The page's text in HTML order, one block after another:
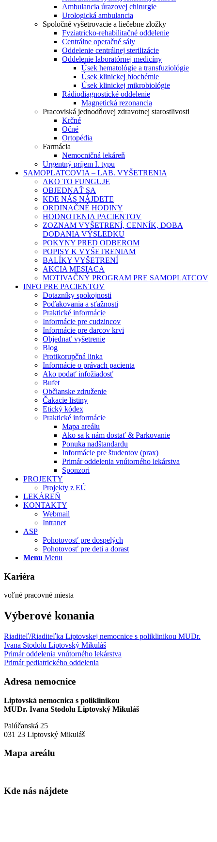
Ambulancia úrazovej chirurgie
Urologická ambulancia
Spoločné vyšetrovacie a liečebne zložky
Fyziatricko-rehabilitačné oddelenie
Centrálne operačné sály
Oddelenie centrálnej sterilizácie
Oddelenie laboratórnej medicíny
Úsek hematológie a transfuziológie
Úsek klinickej biochémie
Úsek klinickej mikrobiológie
Rádiodiagnostické oddelenie
Magnetická rezonancia
Pracoviská jednodňovej zdravotnej starostlivosti
Krčné
Očné
Ortopédia
Farmácia
Nemocničná lekáreň
Urgentný príjem I. typu
SAMOPLATCOVIA – LAB. VYŠETRENIA
AKO TO FUNGUJE
OBJEDNAŤ SA
KDE NÁS NÁJDETE
ORDINAČNÉ HODINY
HODNOTENIA PACIENTOV
ZOZNAM VYŠETRENÍ, CENNÍK, DOBA
DODANIA VÝSLEDKU
POKYNY PRED ODBEROM
POPISY K VYŠETRENIAM
BALÍKY VYŠETRENÍ
AKCIA MESIACA
MOTIVAČNÝ PROGRAM PRE SAMOPLATCOV
INFO PRE PACIENTOV
Dotazníky spokojnosti
Poďakovania a sťažnosti
Praktické informácie
Informácie pre cudzincov
Informácie pre darcov krvi
Objednať vyšetrenie
Blog
Protikorupčná linka
Informácie o právach pacienta
Ako podať infožiadosť
Bufet
Občianske združenie
Čakacie listiny
Etický kódex
Praktické informácie
Mapa areálu
Ako sa k nám dostať & Parkovanie
Ponuka nadštandardu
Informácie pre študentov (prax)
Primár oddelenia vnútorného lekárstva
Sponzori
PROJEKTY
Projekty z EÚ
LEKÁREŇ
KONTAKTY
Webmail
Intranet
ASP
Pohotovosť pre dospelých
Pohotovosť pre deti a dorast
Menu Menu
Kariéra
voľné pracovné miesta
Výberové konania
Riaditeľ/Riaditeľka Liptovskej nemocnice s poliklinikou MUDr.
Ivana Stodolu Liptovský Mikuláš
Primár oddelenia vnútorného lekárstva
Primár pediatrického oddelenia
Adresa nemocnice
Liptovská nemocnica s poliklinikou
MUDr. Ivana Stodolu Liptovský Mikuláš
Palúčanská 25
031 23 Liptovský Mikuláš
Mapa areálu
Kde nás nájdete